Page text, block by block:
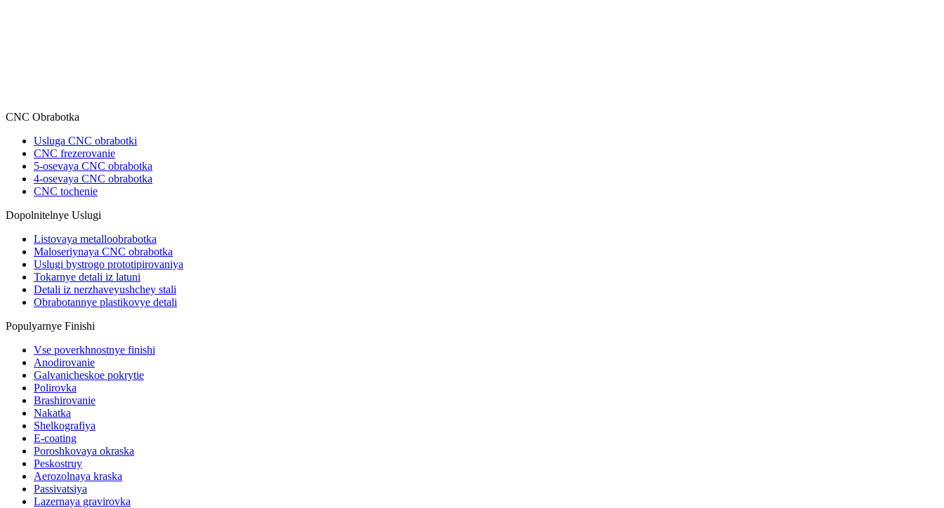
CNC Obrabotka
Usluga CNC obrabotki
CNC frezerovanie
5-osevaya CNC obrabotka
4-osevaya CNC obrabotka
CNC tochenie
Dopolnitelnye Uslugi
Listovaya metalloobrabotka
Maloseriynaya CNC obrabotka
Uslugi bystrogo prototipirovaniya
Tokarnye detali iz latuni
Detali iz nerzhaveyushchey stali
Obrabotannye plastikovye detali
Populyarnye Finishi
Vse poverkhnostnye finishi
Anodirovanie
Galvanicheskoe pokrytie
Polirovka
Brashirovanie
Nakatka
Shelkografiya
E-coating
Poroshkovaya okraska
Peskostruy
Aerozolnaya kraska
Passivatsiya
Lazernaya gravirovka